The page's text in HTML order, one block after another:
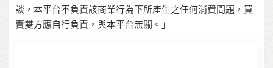
談，本平台不負責該商業行為下所產生之任何消費問題，買
賣雙方應自行負責，與本平台無關。」